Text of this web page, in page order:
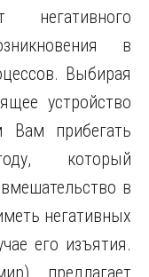
в
Выбирая
устройство
Вам прибегать
который
в
негативных
его изъятия.
предлагает